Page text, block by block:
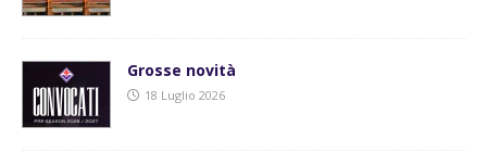
Grosse novità
18 Luglio 2026